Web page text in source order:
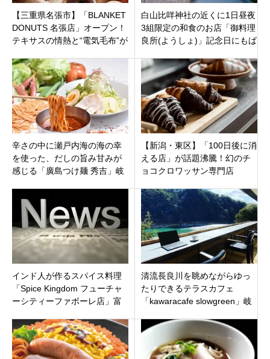
【三重県名張市】「BLANKET
DONUTS 名張店」オープン！
テキサスの情熱と“電気毛布”が
ツ！
白山比咩神社の近くに1日昼夜
3組限定の和食のお店「御料理
良所(ようしょ)」記念日にもば
に9月28日オープン。
辛さの中に瀬戸内海の海の幸
を使った、だしの旨み甘みが
感じる「廣島つけ麺 秀吉」岐
日オープン
【新潟・東区】「100日後に消
える店」が話題沸騰！幻のチ
ョコクロワッサン専門店
がオープン
インド人が作るスパイス料理
「Spice Kingdom フューチャ
ーシティーファボーレ店」富
清流長良川を眺めながらゆっ
たりできるテラスカフェ
「kawaracafe slowgreen」岐